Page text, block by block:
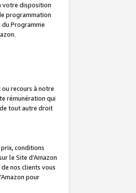
votre disposition
programmation
du Programme
recours à notre
rémunération qui
tout autre droit
conditions
le Site d’Amazon
nos clients vous
pour